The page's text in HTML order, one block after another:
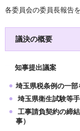
各委員会の委員長報告
議決の概要
知事提出議案
埼玉県税条例の一部
埼玉県衛生試験等
工事請負契約の締
事）